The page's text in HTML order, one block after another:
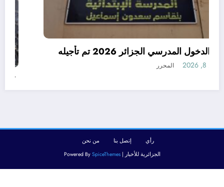
رسميا الدخول المدرسي الجزائر 2026 تم تأجيله
أغسطس 8, 2026
رأي إتصل بنا
من نحن
الجزائرية للأخبار | Powered BySpiceThemes